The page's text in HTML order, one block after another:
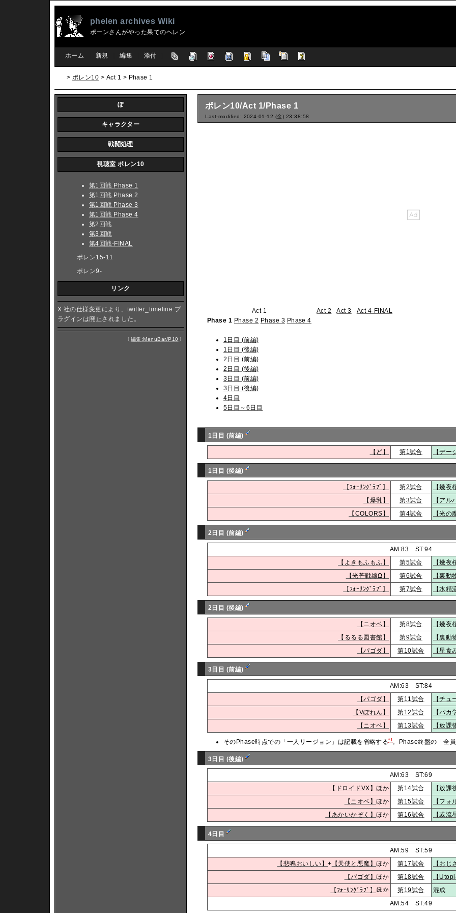
phelen archives Wiki
ポーンさんがやった果てのヘレン
ホーム 新規 編集 添付
> ポレン10 > Act 1 > Phase 1
ポレン10/Act 1/Phase 1
Last-modified: 2024-01-12 (金) 23:38:58
Act 1
Phase 1 Phase 2 Phase 3 Phase 4
Act 2 Act 3 Act 4-FINAL
1日目 (前編)
1日目 (後編)
2日目 (前編)
2日目 (後編)
3日目 (前編)
3日目 (後編)
4日目
5日目～6日目
1日目 (前編)
【ど】 第1試合 【デー
1日目 (後編)
【ﾌｫｰﾘﾝｸﾞﾗﾌﾞ】 第2試合
【幾夜
【爆乳】
第3試合
【アル
【COLORS】
第4試合 【光の
2日目 (前編)
AM:83 ST:94
【よきもふもふ】
第5試合
【幾夜
【光芒戦線Ω】
第6試合
【裏動
【ﾌｫｰﾘﾝｸﾞﾗﾌﾞ】
第7試合 【水精
2日目 (後編)
【ニオベ】 第8試合
【幾夜
【るるる図書館】
第9試合
【裏動
【パゴダ】
第10試合 【星食
3日目 (前編)
AM:63 ST:84
【パゴダ】
第11試合 【チュ
【Vぽれん】
第12試合 【パカ
【ニオベ】
第13試合 【放課
そのPhase時点での「一人リージョン」は記載を省略する*1 。Phase終盤の「全
3日目 (後編)
AM:63 ST:69
【ドロイドVX】ほか 第14試合 【放課
【ニオベ】ほか 第15試合 【フォ
【あかいかぞく】ほか 第16試合 【或流
4日目
AM:59 ST:59
【悲鳴おいしい】+ 【天使と悪魔】ほか 第17試合 【おじ
【パゴダ】ほか 第18試合 【
【ﾌｫｰﾘﾝｸﾞﾗﾌﾞ】 ほか 第19試合
混成
AM:54 ST:49
ぽ
キャラクター
戦闘処理
視聴室 ポレン10
第1回戦 Phase 1
第1回戦 Phase 2
第1回戦 Phase 3
第1回戦 Phase 4
第2回戦
第3回戦
第4回戦-FINAL
ポレン15-11
ポレン9-
リンク
X 社の仕様変更により、twitter_timeline プ
ラグインは廃止されました。
〔編集:MenuBar/P10〕